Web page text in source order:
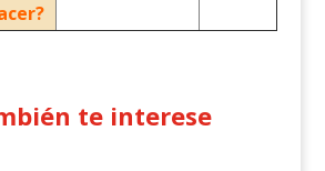
te interese